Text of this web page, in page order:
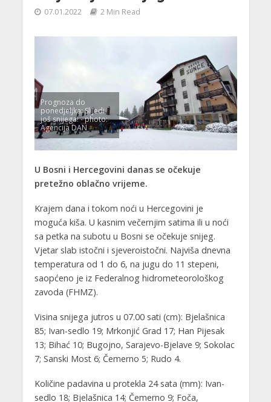
07.01.2022 2 Min Read
Prognoza do
ponedjeljka: Slijedi
još snijega! - photo:
Agencija DAN
U Bosni i Hercegovini danas se očekuje
pretežno oblačno vrijeme.
Krajem dana i tokom noći u Hercegovini je
moguća kiša. U kasnim večernjim satima ili u noći
sa petka na subotu u Bosni se očekuje snijeg.
Vjetar slab istočni i sjeveroistočni. Najviša dnevna
temperatura od 1 do 6, na jugu do 11 stepeni,
saopćeno je iz Federalnog hidrometeorološkog
zavoda (FHMZ).
Visina snijega jutros u 07.00 sati (cm): Bjelašnica
85; Ivan-sedlo 19; Mrkonjić Grad 17; Han Pijesak
13; Bihać 10; Bugojno, Sarajevo-Bjelave 9; Sokolac
7; Sanski Most 6; Čemerno 5; Rudo 4.
Količine padavina u protekla 24 sata (mm): Ivan-
sedlo 18; Bjelašnica 14; Čemerno 9; Foča,